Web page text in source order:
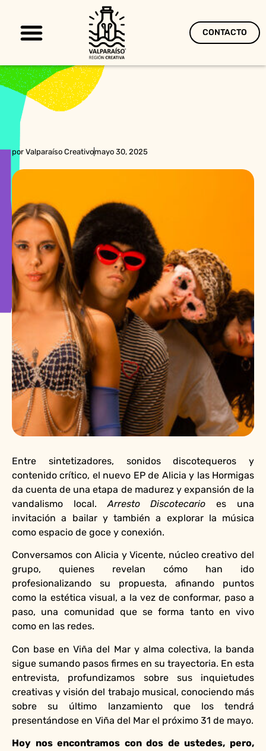
CONTACTO
por Valparaíso Creativomayo 30, 2025
Entre sintetizadores, sonidos discotequeros y
contenido crítico, el nuevo EP de Alicia y las Hormigas
da cuenta de una etapa de madurez y expansión de la
vandalismo local.Arresto Discotecario es una
invitación a bailar y también a explorar la música
como espacio de goce y conexión.
Conversamos con Alicia y Vicente, núcleo creativo del
grupo, quienes revelan cómo han ido
profesionalizando su propuesta, afinando puntos
como la estética visual, a la vez de conformar, paso a
paso, una comunidad que se forma tanto en vivo
como en las redes.
Con base en Viña del Mar y alma colectiva, la banda
sigue sumando pasos firmes en su trayectoria. En esta
entrevista, profundizamos sobre sus inquietudes
creativas y visión del trabajo musical, conociendo más
sobre su último lanzamiento que los tendrá
presentándose en Viña del Mar el próximo 31 de mayo.
Hoy nos encontramos con dos de ustedes, pero,